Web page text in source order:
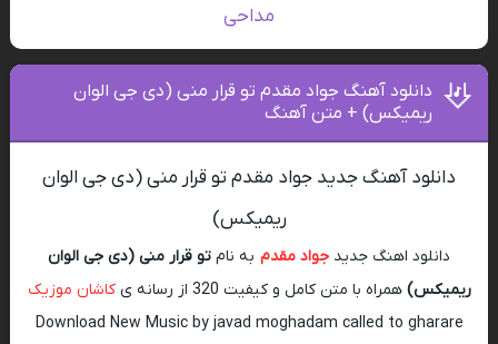
مداحی
دانلود آهنگ جواد مقدم تو قرار منی (دی جی الوان
ریمیکس) + متن آهنگ
دانلود آهنگ جدید جواد مقدم تو قرار منی (دی جی الوان
ریمیکس)
دانلود اهنگ جدید جواد مقدم به نام تو قرار منی (دی جی الوان
ریمیکس) همراه با متن کامل و کیفیت 320 از رسانه ی
کاشان موزیک
Download New Music by javad moghadam called to gharare